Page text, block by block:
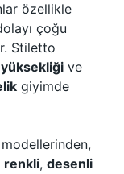
özellikle
çoğu
Stiletto
yüksekliği ve
giyimde
renkli, desenli